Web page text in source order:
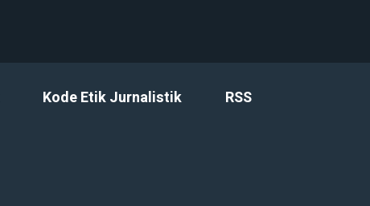
Kode Etik Jurnalistik RSS